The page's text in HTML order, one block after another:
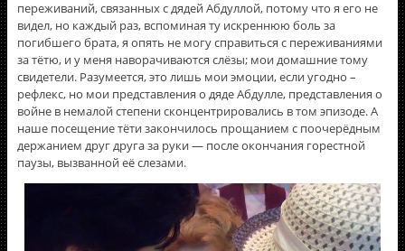
переживаний, связанных с дядей Абдуллой, потому что я его не
видел, но каждый раз, вспоминая ту искреннюю боль за
погибшего брата, я опять не могу справиться с переживаниями
за тётю, и у меня наворачиваются слёзы; мои домашние тому
свидетели. Разумеется, это лишь мои эмоции, если угодно –
рефлекс, но мои представления о дяде Абдулле, представления о
войне в немалой степени сконцентрировались в том эпизоде. А
наше посещение тёти закончилось прощанием с поочерёдным
держанием друг друга за руки — после окончания горестной
паузы, вызванной её слезами.